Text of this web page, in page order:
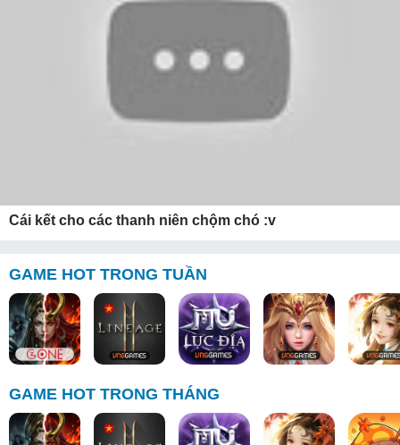
Cái kết cho các thanh niên chộm chó :v
GAME HOT TRONG TUẦN
GAME HOT TRONG THÁNG